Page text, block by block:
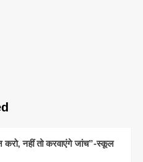
करो, नहीं तो करवाएंगे जांच”-स्कूल